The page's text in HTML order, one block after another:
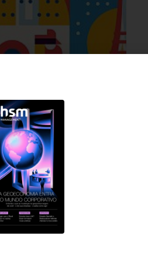
24 DE JULHO DE 2026 14H00
vender viagens.